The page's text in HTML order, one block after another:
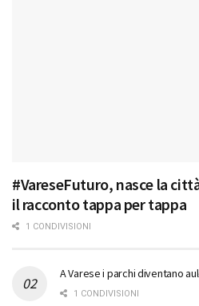
#VareseFuturo, nasce la
il racconto tappa per tappa
1 CONDIVISIONI
A Varese i parchi diventano
1 CONDIVISIONI